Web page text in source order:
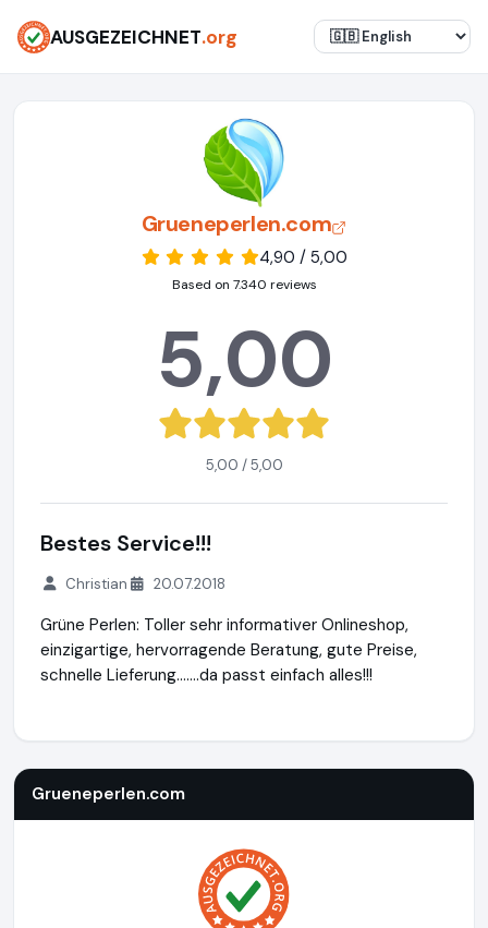
AUSGEZEICHNET.org
Grueneperlen.com
4,90 / 5,00
Based on 7.340 reviews
5,00
5,00 / 5,00
Bestes Service!!!
Christian 20.07.2018
Grüne Perlen: Toller sehr informativer Onlineshop,
einzigartige, hervorragende Beratung, gute Preise,
schnelle Lieferung.......da passt einfach alles!!!
Grueneperlen.com